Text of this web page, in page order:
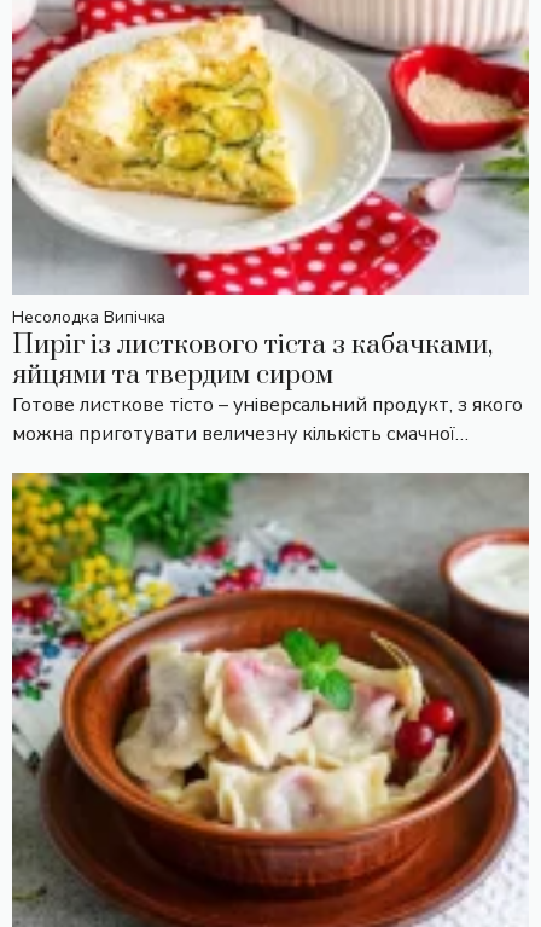
Несолодка Випічка
Пиріг із листкового тіста з кабачками,
яйцями та твердим сиром
Готове листкове тісто – універсальний продукт, з якого
можна приготувати величезну кількість смачної…